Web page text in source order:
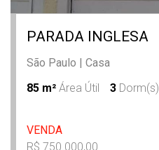
PARADA INGLESA
São Paulo | Casa
85 m² Área Útil 3 Dorm(s)
VENDA
R$ 750.000,00